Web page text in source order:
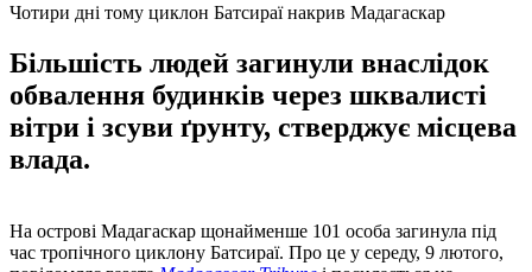
Чотири дні тому циклон Батсираї накрив Мадагаскар
Більшість людей загинули внаслідок
обвалення будинків через шквалисті
вітри і зсуви ґрунту, стверджує місцева
влада.
На острові Мадагаскар щонайменше 101 особа загинула під
час тропічного циклону Батсираї. Про це у середу, 9 лютого,